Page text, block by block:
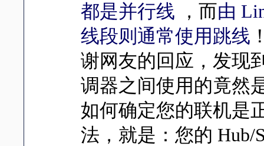
都是并行线
，而由
线段则通常使用跳线
谢网友的回应，发现
调器之间使用的竟然
如何确定您的联机是
法，就是： 您的 Hub/